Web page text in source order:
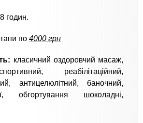
годин.
по 4000 грн
класичний оздоровчий масаж,
реабілітаційний,
антицелюлітний, баночний,
обгортування шоколадні,